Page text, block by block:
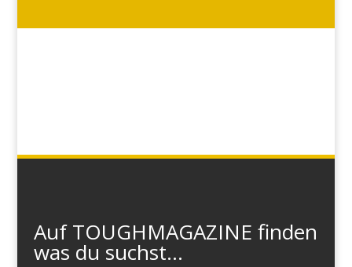
Auf TOUGHMAGAZINE finden
was du suchst...